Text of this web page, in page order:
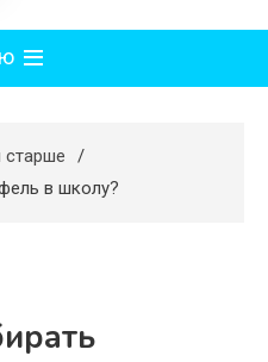
старше
в школу?